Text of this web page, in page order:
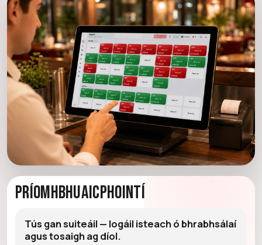
Príomhbhuaicphointí
Tús gan suiteáil — logáil isteach ó bhrabhsálaí
agus tosaigh ag díol.